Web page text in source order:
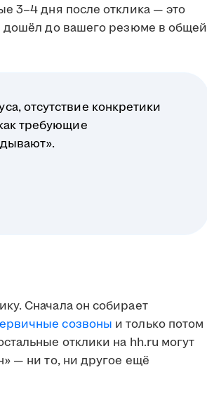
3–4 дня после отклика — это
дошёл до вашего резюме в общей
отсутствие конкретики
требующие
Сначала он собирает
созвоны и только потом
отклики на hh.ru могут
— ни то, ни другое ещё